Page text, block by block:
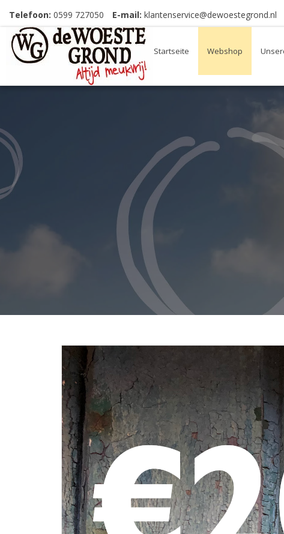
Telefoon: 0599 727050 E-mail: klantenservice@dewoestegrond.nl
Startseite Webshop